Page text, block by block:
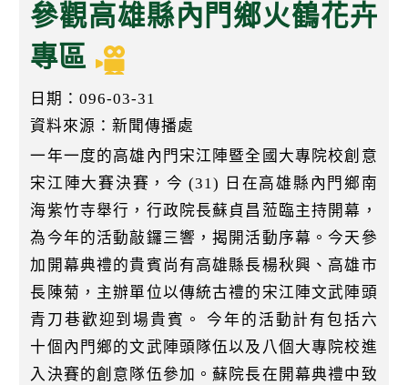
參觀高雄縣內門鄉火鶴花卉
專區
日期：096-03-31
資料來源：新聞傳播處
一年一度的高雄內門宋江陣暨全國大專院校創意
宋江陣大賽決賽，今 (31) 日在高雄縣內門鄉南
海紫竹寺舉行，行政院長蘇貞昌蒞臨主持開幕，
為今年的活動敲鑼三響，揭開活動序幕。今天參
加開幕典禮的貴賓尚有高雄縣長楊秋興、高雄市
長陳菊，主辦單位以傳統古禮的宋江陣文武陣頭
青刀巷歡迎到場貴賓。 今年的活動計有包括六
十個內門鄉的文武陣頭隊伍以及八個大專院校進
入決賽的創意隊伍參加。蘇院長在開幕典禮中致